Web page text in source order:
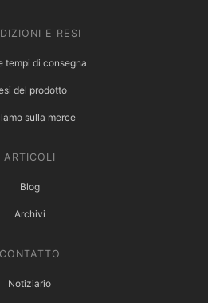
E RESI
tempi di consegna
del prodotto
sulla merce
ARTICOLI
Blog
Archivi
CONTATTO
Notiziario